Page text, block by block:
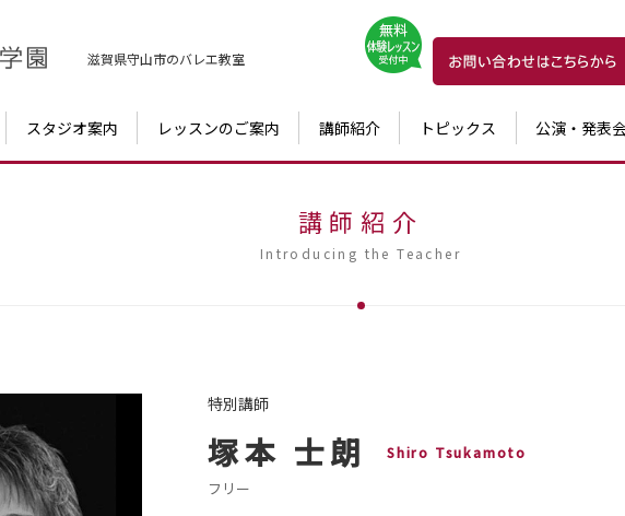
滋賀県守山市のバレエ教室
スタジオ案内 レッスンのご案内 講師紹介 トピックス 公演・発表
講師紹介
Introducing the Teacher
特別講師
塚本 士朗 Shiro Tsukamoto
フリー